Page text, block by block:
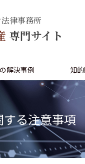
律事務所
専門サイト
解決事例 知
る注意事項